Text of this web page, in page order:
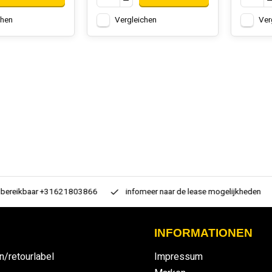
Vergleichen
+31621803866 infomeer naar de lease mogelijkheden
retourlabel
INFORMATIONEN
Impressum